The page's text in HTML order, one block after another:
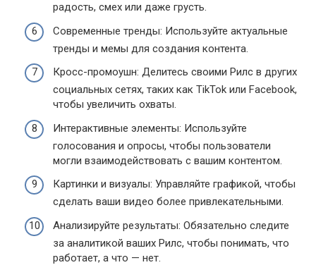
радость, смех или даже грусть.
Современные тренды: Используйте актуальные
тренды и мемы для создания контента.
Кросс-промоушн: Делитесь своими Рилс в других
социальных сетях, таких как TikTok или Facebook,
чтобы увеличить охваты.
Интерактивные элементы: Используйте
голосования и опросы, чтобы пользователи
могли взаимодействовать с вашим контентом.
Картинки и визуалы: Управляйте графикой, чтобы
сделать ваши видео более привлекательными.
Анализируйте результаты: Обязательно следите
за аналитикой ваших Рилс, чтобы понимать, что
работает, а что — нет.